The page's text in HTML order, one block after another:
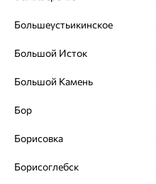
кольцо, золото, оникс
от 42 954
Большеустьикинское
Большой Исток
Большой Камень
Бор
Борисовка
Борисоглебск